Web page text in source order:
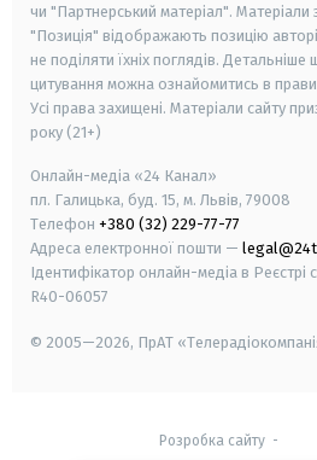
чи "Партнерський матеріал".
"Позиція" відображають позицію
не поділяти їхніх поглядів.
цитування можна ознайомитись в
Усі права захищені. Матеріали сайту
року (21+)
Онлайн-медіа «24 Канал»
пл. Галицька, буд. 15, м. Львів, 79008
Телефон +380 (32) 229-77-77
Адреса електронної пошти —
Ідентифікатор онлайн-медіа в Реєстрі
R40-06057
© 2005—2026, ПрАТ
Розробка сайту-